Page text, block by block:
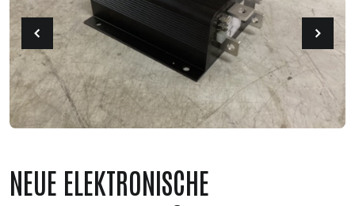
NEUE ELEKTRONISCHE